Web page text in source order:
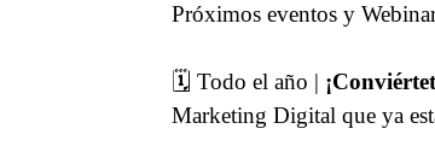
Próximos eventos y
🗓 Todo el año |
Marketing Digital que ya